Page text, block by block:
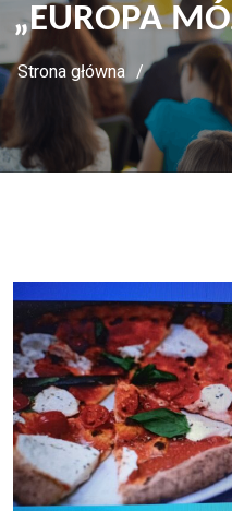
„EUROPA
Strona główna